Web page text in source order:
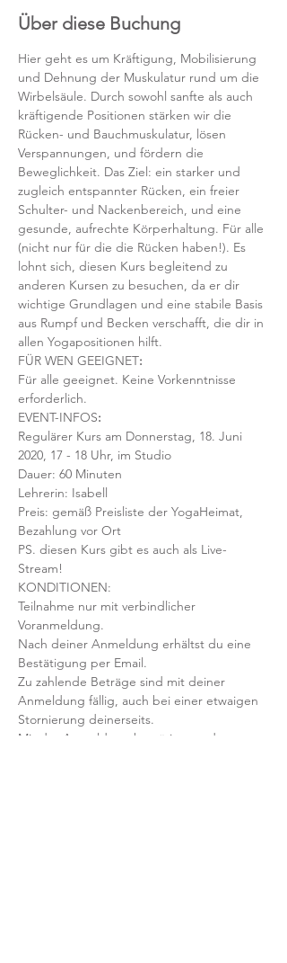
Über diese Buchung
Hier geht es um Kräftigung, Mobilisierung
und Dehnung der Muskulatur rund um die
Wirbelsäule. Durch sowohl sanfte als auch
kräftigende Positionen stärken wir die
Rücken- und Bauchmuskulatur, lösen
Verspannungen, und fördern die
Beweglichkeit. Das Ziel: ein starker und
zugleich entspannter Rücken, ein freier
Schulter- und Nackenbereich, und eine
gesunde, aufrechte Körperhaltung. Für alle
(nicht nur für die die Rücken haben!). Es
lohnt sich, diesen Kurs begleitend zu
anderen Kursen zu besuchen, da er dir
wichtige Grundlagen und eine stabile Basis
aus Rumpf und Becken verschafft, die dir in
allen Yogapositionen hilft.
FÜR WEN GEEIGNET:
Für alle geeignet. Keine Vorkenntnisse
erforderlich.
EVENT-INFOS:
Regulärer Kurs am Donnerstag, 18. Juni
2020, 17 - 18 Uhr, im Studio
Dauer: 60 Minuten
Lehrerin: Isabell
Preis: gemäß Preisliste der YogaHeimat,
Bezahlung vor Ort
PS. diesen Kurs gibt es auch als Live-
Stream!
KONDITIONEN:
Teilnahme nur mit verbindlicher
Voranmeldung.
Nach deiner Anmeldung erhältst du eine
Bestätigung per Email.
Zu zahlende Beträge sind mit deiner
Anmeldung fällig, auch bei einer etwaigen
Stornierung deinerseits.
Mit der Anmeldung bestätigst und